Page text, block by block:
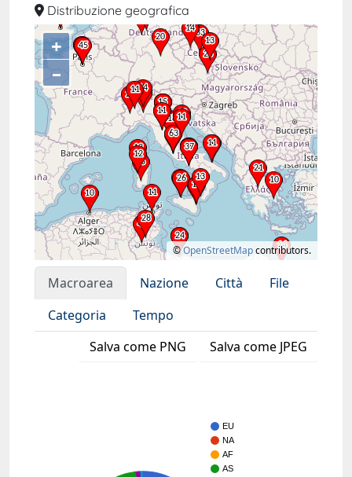
Distribuzione geografica
+
–
©OpenStreetMapcontributors.
Macroarea Nazione Città
File
Categoria
Tempo
Salva come PNG
Salva come JPEG
EU
NA
AF
AS